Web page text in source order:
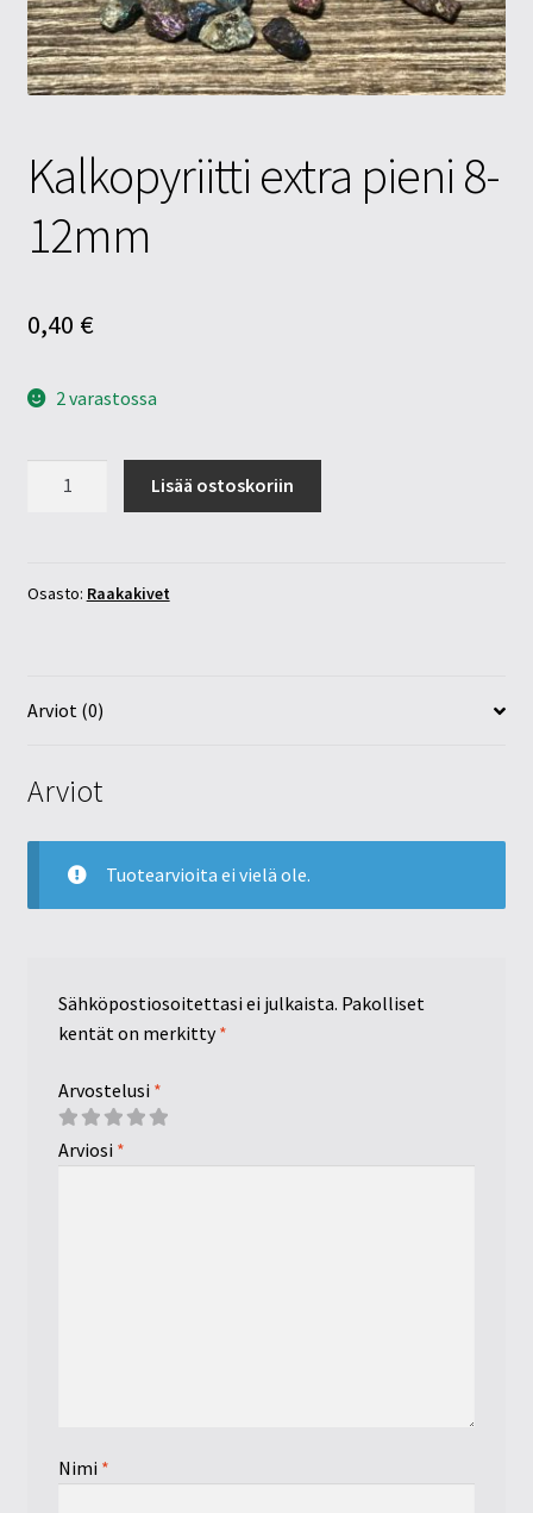
Tietosuojaseloste
Tuotteet
Kalkopyriitti extra pieni 8-
12mm
0,40 €
2 varastossa
12mm
Lisää ostoskoriin
Osasto: Raakakivet
Arviot (0)
Arviot
Tuotearvioita ei vielä ole.
Sähköpostiosoitettasi ei julkaista. Pakolliset
kentät on merkitty*
Arvostelusi *
Arviosi *
Nimi *